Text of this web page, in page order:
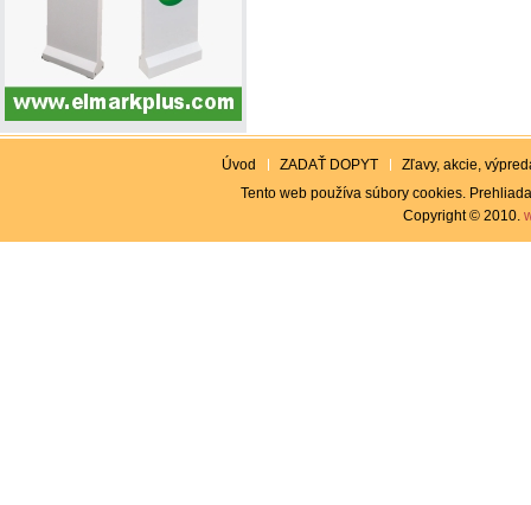
Úvod ZADAŤ DOPYT
Zľavy, akcie,
Tento web používa súbory cookies.
Copyright © 2010.